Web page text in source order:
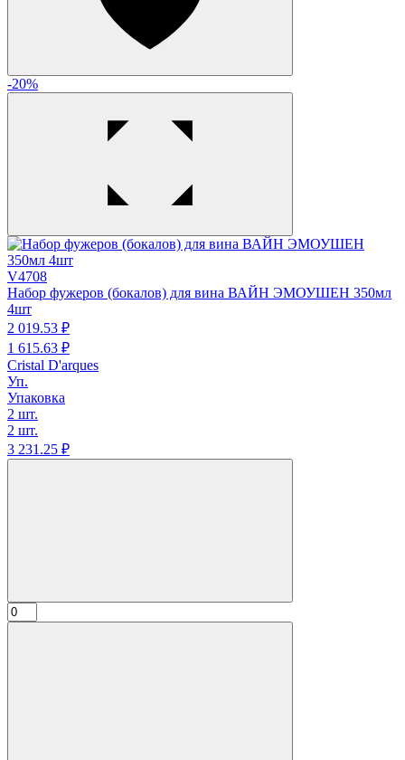
-20%
V4708
Набор фужеров (бокалов) для вина ВАЙН ЭМОУШЕН 350мл
4шт
2 019.53 ₽
1 615.63 ₽
Cristal D'arques
Уп.
Упаковка
2 шт.
2 шт.
3 231.25 ₽